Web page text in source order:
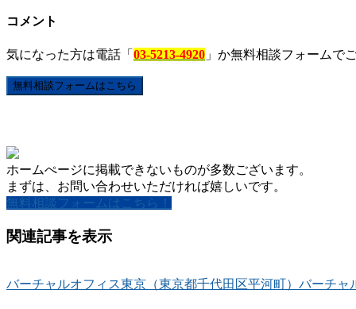
コメント
気になった方は電話「 03-5213-4920 」か無料相談フォームで
無料相談フォームはこちら
ホームぺージに掲載できないものが多数ございます。
まずは、お問い合わせいただければ嬉しいです。
無料相談フォームはこちら！
関連記事を表示
バーチャルオフィス東京（東京都千代田区平河町）バー